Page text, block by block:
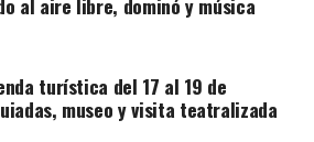
turística del 17 al 19 de
museo y visita teatralizada